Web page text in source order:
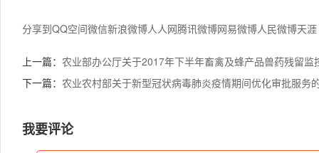
分享到QQ空间微信新浪微博人人网腾讯微博网易微博人民微博天涯
上一篇： 农业部办公厅关于2017年下半年畜禽及蜂产品兽药残留监
下一篇： 农业农村部关于新型冠状病毒肺炎疫情期间优化审批服务
我要评论